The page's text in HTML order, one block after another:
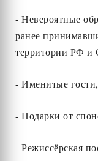
- Невероятные
ранее
территории РФ и
- Именитые
- Подарки от
- Режиссёрская